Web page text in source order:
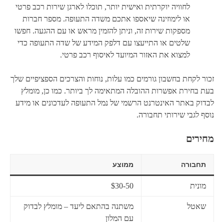
לחוויה יוקרתית ואישית יותר, תוכלו לארגן שירות רכב פרטי
או לימוזינה שיאספו אתכם משדה התעופה. מספר חברות
מספקות שירות זה, וניתן להזמין מראש או עם ההגעה. חפשו
שלטים או התייעצו עם דלפק המידע של שדה התעופה כדי
למצוא את האזור המיועד לאיסוף רכב פרטי.
זכור לקחת בחשבון גורמים כמו עלות, נוחות והצרכים הספציפיים שלך
בעת בחירת אפשרות ההובלה המתאימה לך ביותר. כמו כן, מומלץ
לבדוק באתר האינטרנט הרשמי של נמל התעופה לעדכונים או מידע
נוסף לגבי שירותי תחבורה.
מחירים
תחבורה ממוצע
מונית $30-50
שאטל
משתנה בהתאם ליעד – מומלץ לבדוק
עם המלון